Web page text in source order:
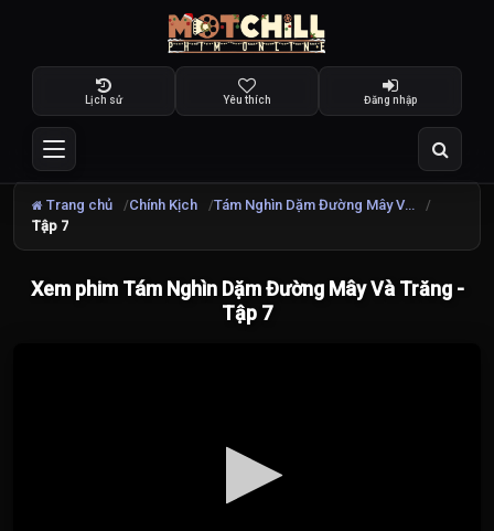
Lịch sử Yêu thích Đăng nhập
Trang chủ Chính Kịch
Tám Nghìn Dặm Đường Mây Và Trăng
Tập 7
Xem phim Tám Nghìn Dặm Đường Mây Và Trăng -
Tập 7